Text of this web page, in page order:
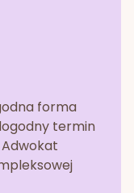
forma
termin